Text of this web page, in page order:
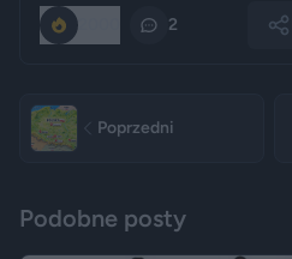
2
Poprzedni
Podobne posty